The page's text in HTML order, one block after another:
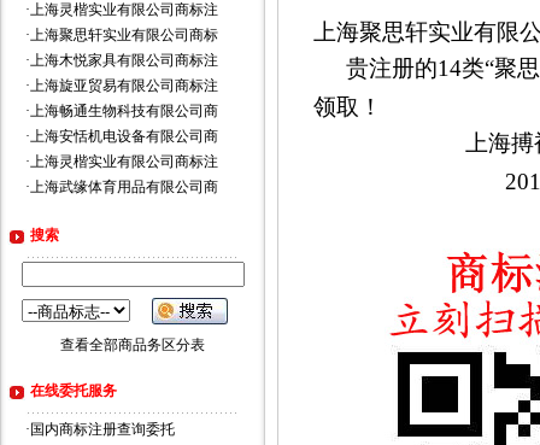
·上海灵楷实业有限公司商标注
·上海聚思轩实业有限公司商标
·上海木悦家具有限公司商标注
·上海旋亚贸易有限公司商标注
·上海畅通生物科技有限公司商
·上海安恬机电设备有限公司商
·上海灵楷实业有限公司商标注
·上海武缘体育用品有限公司商
搜索
查看全部商品务区分表
在线委托服务
· 国内商标注册查询委托
上海聚思轩实业有限
贵注册的14类“聚
领取！
上海